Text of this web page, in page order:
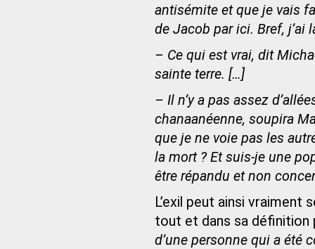
antisémite et que je vais
de Jacob par ici. Bref, j’ai
– Ce qui est vrai, dit
sainte terre. […]
– Il n’y a pas assez
chanaanéenne, soupira
que je ne voie pas les
la mort ? Et suis-je une
être répandu et non
L’exil peut ainsi
tout et dans sa définition
d’une personne qui a été